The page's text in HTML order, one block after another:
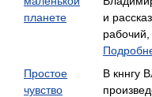
планете
и
Простое
чувство
В кннгу